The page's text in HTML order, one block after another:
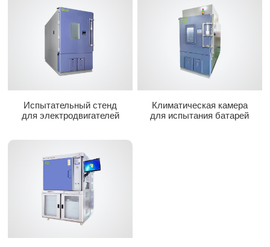
Испытательный стенд
для электродвигателей
Климатическая камера
для испытания батарей